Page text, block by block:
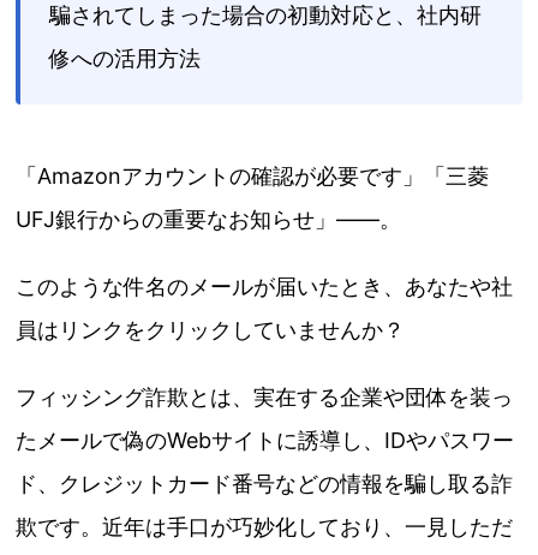
騙されてしまった場合の初動対応と、社内研
修への活用方法
「Amazonアカウントの確認が必要です」「三菱
UFJ銀行からの重要なお知らせ」——。
このような件名のメールが届いたとき、あなたや社
員はリンクをクリックしていませんか？
フィッシング詐欺とは、実在する企業や団体を装っ
たメールで偽のWebサイトに誘導し、IDやパスワー
ド、クレジットカード番号などの情報を騙し取る詐
欺です。近年は手口が巧妙化しており、一見しただ